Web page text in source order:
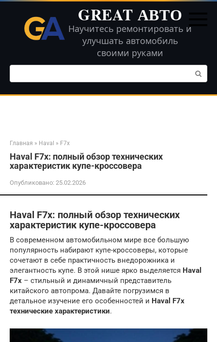
Перейти
контенту
GREAT АВТО
Научитесь ремонтировать и
улучшать автомобиль
своими руками
Поиск:
Главная » Haval » F7x
Haval F7x: полный обзор технических
характеристик купе-кроссовера
Опубликовано: 25.02.2026
Haval F7x: полный обзор технических
характеристик купе-кроссовера
В современном автомобильном мире все большую
популярность набирают купе-кроссоверы, которые
сочетают в себе практичность внедорожника и
элегантность купе. В этой нише ярко выделяется Haval
F7x – стильный и динамичный представитель
китайского автопрома. Давайте погрузимся в
детальное изучение его особенностей и Haval F7x
технические характеристики.